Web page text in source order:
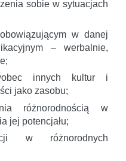
sobie w sytuacjach
w danej
– werbalnie,
innych kultur i
jako zasobu;
różnorodnością w
jej potencjału;
w różnorodnych